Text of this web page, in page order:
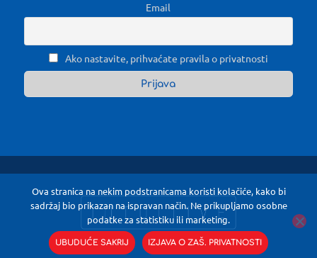
Email
Ako nastavite, prihvaćate pravila o privatnosti
Ova stranica na nekim podstranicama koristi kolačiće, kako bi
sadržaj bio prikazan na ispravan način. Ne prikupljamo osobne
podatke za statistiku ili marketing.
UBUDUĆE SAKRIJ IZJAVA O ZAŠ. PRIVATNOSTI